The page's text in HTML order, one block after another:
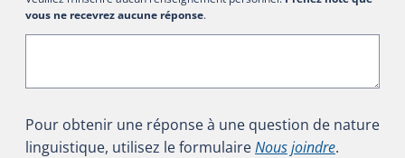
vous ne recevrez aucune réponse.
Pour obtenir une réponse à une question de nature
linguistique, utilisez le formulaireNous joindre.